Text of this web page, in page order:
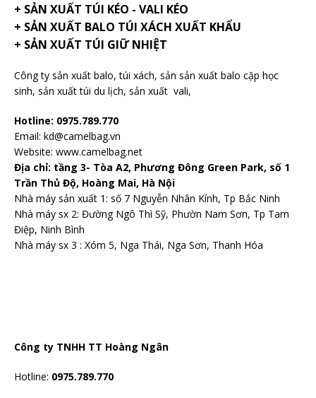
+ SẢN XUẤT TÚI KÉO - VALI KÉO
+ SẢN XUẤT BALO TÚI XÁCH XUẤT KHẨU
+ SẢN XUẤT TÚI GIỮ NHIỆT
Công ty sản xuất balo, túi xách, sản sản xuất balo cặp học
sinh, sản xuất túi du lịch, sản xuất vali,
Hotline: 0975.789.770
Email: kd@camelbag.vn
Website: www.camelbag.net
Địa chỉ: tầng 3- Tòa A2, Phương Đông Green Park, số 1
Trần Thủ Độ, Hoàng Mai, Hà Nội
Nhà máy sản xuất 1: số 7 Nguyễn Nhân Kính, Tp Bắc Ninh
Nhà máy sx 2: Đường Ngô Thì Sỹ, Phườn Nam Sơn, Tp Tam
Điệp, Ninh Bình
Nhà máy sx 3 : Xóm 5, Nga Thái, Nga Sơn, Thanh Hóa
Công ty TNHH TT Hoàng Ngân
Hotline: 0975.789.770